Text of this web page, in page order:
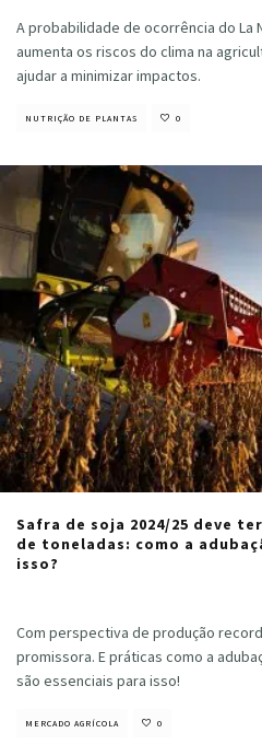
A probabilidade de ocorrência do La
aumenta os riscos do clima na
ajudar a minimizar impactos.
NUTRIÇÃO DE PLANTAS 0
Safra de soja 2024/25 deve
de toneladas: como a
isso?
Com perspectiva de produção
promissora. E práticas como a
são essenciais para isso!
MERCADO AGRÍCOLA 0